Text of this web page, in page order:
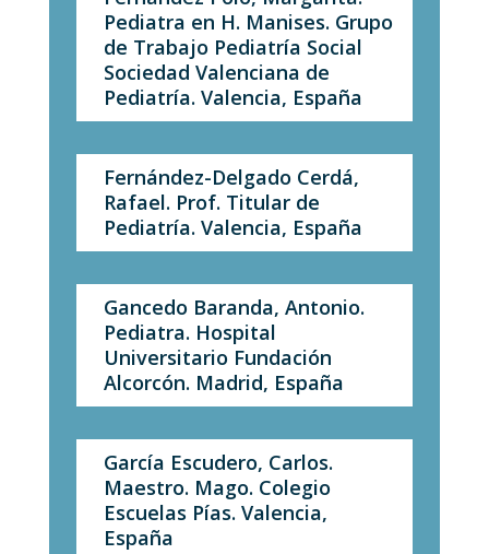
Pediatra en H. Manises. Grupo
de Trabajo Pediatría Social
Sociedad Valenciana de
Pediatría. Valencia, España
Fernández-Delgado Cerdá,
Rafael. Prof. Titular de
Pediatría. Valencia, España
Gancedo Baranda, Antonio.
Pediatra. Hospital
Universitario Fundación
Alcorcón. Madrid, España
García Escudero, Carlos.
Maestro. Mago. Colegio
Escuelas Pías. Valencia,
España